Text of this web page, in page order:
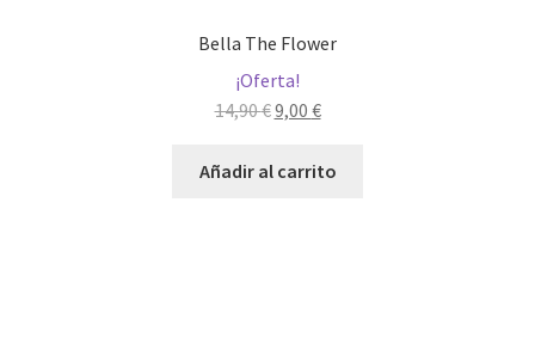
Bella The Flower
¡Oferta!
14,90€El
original
9,00 €El
actual
Añadir al carrito